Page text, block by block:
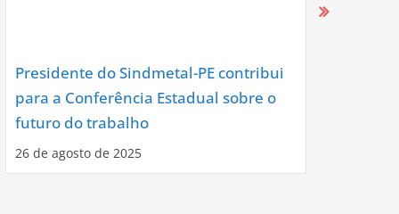
Presidente do Sindmetal-PE contribui
para a Conferência Estadual sobre o
futuro do trabalho
26 de agosto de 2025